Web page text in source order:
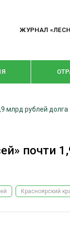
ЖУРНАЛ
В
млрд рублей долга
почти
Красноярский